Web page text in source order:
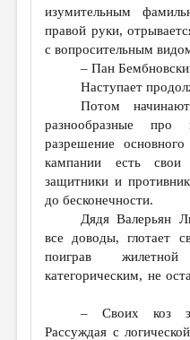
изумительным
правой руки,
с вопросительным
– Пан
Наступает
Потом
разнообразные про
разрешение
кампании есть
защитники и
до бесконечности.
Дядя Валерьян
все доводы, глотает
поиграв
категорическим, не
– Своих коз
Рассуждая с